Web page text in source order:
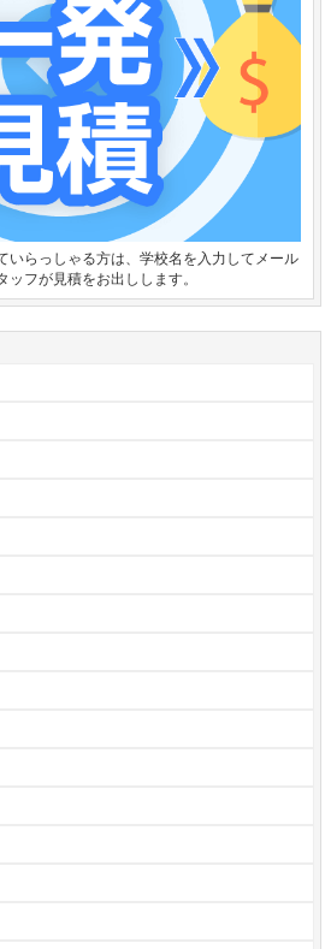
いらっしゃる方は、学校名を入力してメール
フが見積をお出しします。